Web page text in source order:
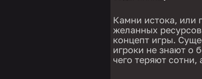
Камни истока, или
желанных
концепт игры.
игроки не знают о
чего теряют